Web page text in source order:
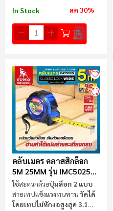
In Stock ลด 30%
ตลับเมตร คลาสสิกล็อก
5M 25MM รุ่น IMC5025
SUMO
ใช้สะดวกด้วยปุ่มล็อก 2 แบบ
สายเทปแข็งแรงทนทานวัดได้
โดยเทปไม่หักงอสูงสุด 3.1